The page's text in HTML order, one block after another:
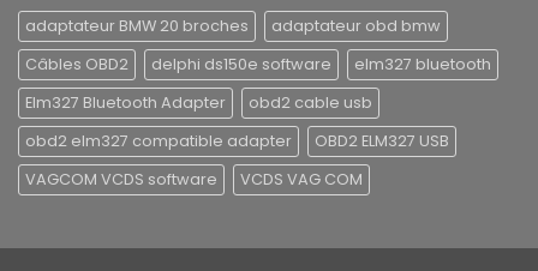
adaptateur BMW 20 broches
adaptateur obd bmw
Câbles OBD2
delphi ds150e software
elm327 bluetooth
Elm327 Bluetooth Adapter
obd2 cable usb
obd2 elm327 compatible adapter
OBD2 ELM327 USB
VAGCOM VCDS software
VCDS VAG COM